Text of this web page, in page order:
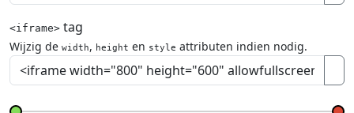
<iframe> tag
Wijzig de width, height en style attributen indien nodig.